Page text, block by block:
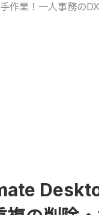
作業！一人事務の